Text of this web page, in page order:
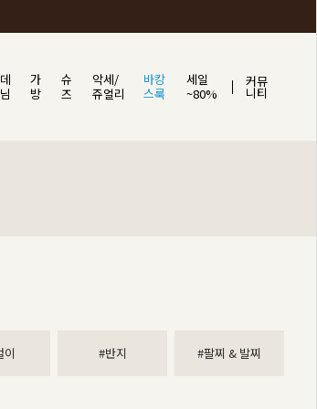
데
님
가
방
슈
즈
악세/
쥬얼리
바캉
스룩
세일
~80%
커뮤
니티
이 #반지 #팔찌 & 발찌